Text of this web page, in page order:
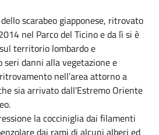
scarabeo giapponese, ritrovato
nel Parco del Ticino e da lì si è
territorio lombardo e
seri danni alla vegetazione e
nell’area attorno a
sia arrivato dall’Estremo Oriente
la cocciniglia dai filamenti
dai rami di alcuni alberi ed